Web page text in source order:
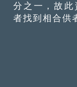
分之一，故此
者找到相合供